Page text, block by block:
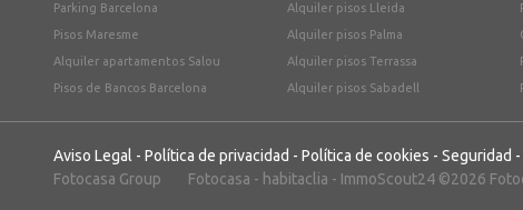
Parking Barcelona
Pisos Maresme
Alquiler apartamentos Salou
Pisos de Bancos Barcelona
Alquiler pisos Lleida
Alquiler pisos Palma
Alquiler pisos Terrassa
Alquiler pisos Sabadell
Aviso Legal - Política de privacidad - Política de cookies - Seguridad -
Fotocasa Group
Fotocasa - habitaclia - ImmoScout24 ©2026